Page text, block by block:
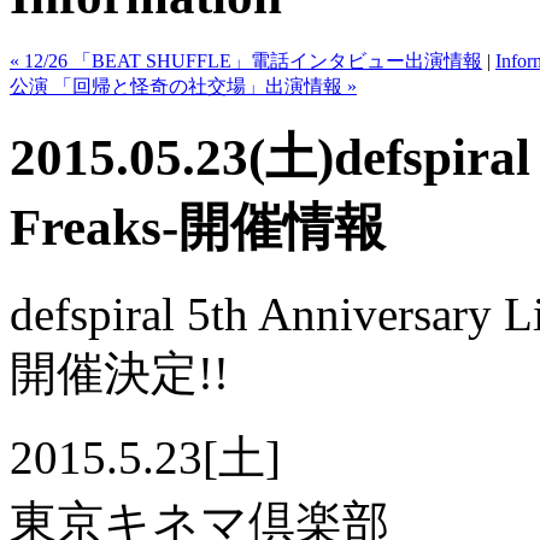
« 12/26 「BEAT SHUFFLE」電話インタビュー出演情報 |
公演 「回帰と怪奇の社交場」出演情報 »
2015.05.23(土
Freaks-開催情報
defspiral 5th Anniversary
開催決定!!
2015.5.23[土]
東京キネマ倶楽部